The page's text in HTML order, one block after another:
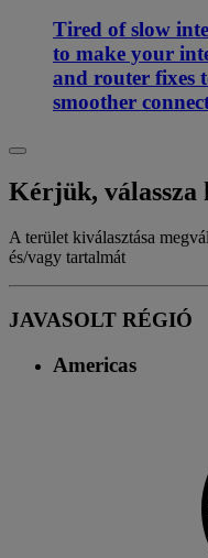
Tired of slow
to make your
and router fixes
smoother
Kérjük, válassza
A terület kiválasztása
és/vagy tartalmát
JAVASOLT RÉGIÓ
Americas